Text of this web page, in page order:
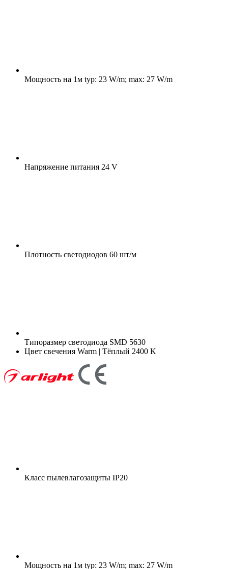
Мощность на 1м typ: 23 W/m; max: 27 W/m
Напряжение питания 24 V
Плотность светодиодов 60 шт/м
Типоразмер светодиода SMD 5630
Цвет свечения Warm | Тёплый 2400 K
Класс пылевлагозащиты IP20
Мощность на 1м typ: 23 W/m; max: 27 W/m